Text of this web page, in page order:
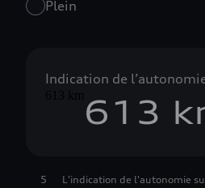
Plein
Indication de
613 km
5
6
0
1
2
3
5
L'indication de l'autonomie